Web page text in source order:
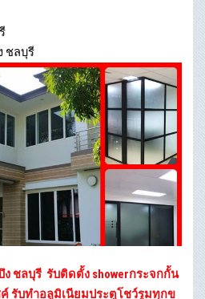
ชลบุรี
ง ชลบุรี รับติดตั้ง showerกระจกกั้น
รับทำอลูมิเนียมประตูโชว์รูมทุกข